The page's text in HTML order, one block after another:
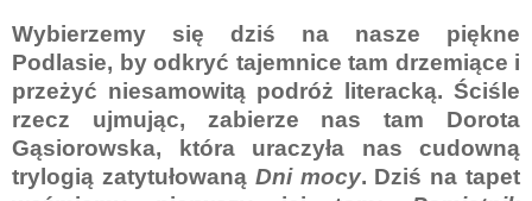
Wybierzemy się dziś na nasze piękne
Podlasie, by odkryć tajemnice tam drzemiące i
przeżyć niesamowitą podróż literacką. Ściśle
rzecz ujmując, zabierze nas tam Dorota
Gąsiorowska, która uraczyła nas cudowną
trylogią zatytułowaną Dni mocy. Dziś na tapet